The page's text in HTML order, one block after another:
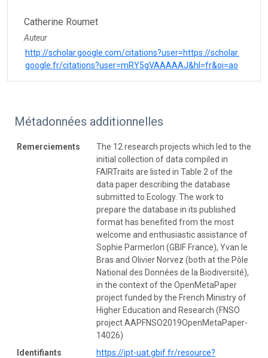
Catherine Roumet
Auteur
http://scholar.google.com/citations?user=https://scholar.
google.fr/citations?user=mRY5gVAAAAAJ&hl=fr&oi=ao
Métadonnées additionnelles
Remerciements
The 12 research projects which led to the
initial collection of data compiled in
FAIRTraits are listed in Table 2 of the
data paper describing the database
submitted to Ecology. The work to
prepare the database in its published
format has benefited from the most
welcome and enthusiastic assistance of
Sophie Parmerlon (GBIF France), Yvan le
Bras and Olivier Norvez (both at the Pôle
National des Données de la Biodiversité),
in the context of the OpenMetaPaper
project funded by the French Ministry of
Higher Education and Research (FNSO
project AAPFNSO2019OpenMetaPaper-
14026)
Identifiants
https://ipt-uat.gbif.fr/resource?